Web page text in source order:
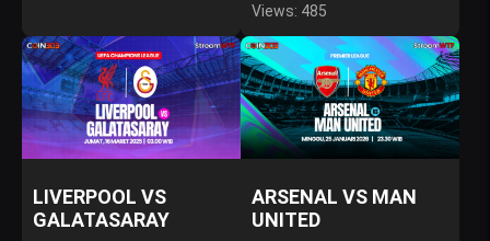
Views: 485
LIVERPOOL VS
GALATASARAY
ARSENAL VS MAN
UNITED